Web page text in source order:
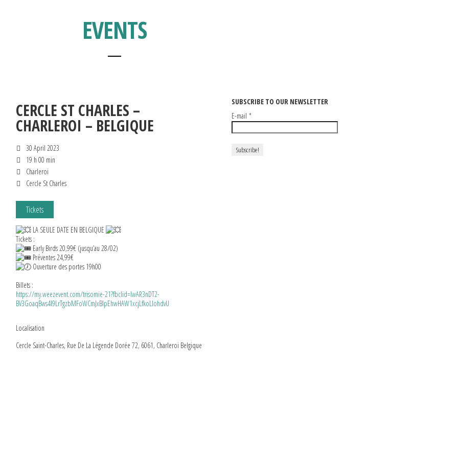
EVENTS
CERCLE ST CHARLES –
CHARLEROI – BELGIQUE
30 April 2023
19 h 00 min
Charleroi
Cercle St Charles
Tickets
LA SEULE DATE EN BELGIQUE
Tickets :
Early Birds 20,99€ (jusqu’au 28/02)
Préventes 24,99€
Ouverture des portes 19h00
Billets :
https://my.weezevent.com/trisomie-21?fbclid=IwAR3nDT2-
BV3GoaqBws4I9LrTgzbMFoWCmJxBlpEhwHAW1xcjLfkoLlohdvU
Localisation
Cercle Saint-Charles, Rue De La Légende Dorée 72, 6061, Charleroi Belgique
SUBSCRIBE TO OUR NEWSLETTER
E-mail *